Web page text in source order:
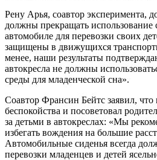
Рену Арья, соавтор эксперимента,
должны прекращать использование
автомобиле для перевозки своих
защищены в движущихся
менее, наши результаты
автокресла не должны
среды для младенческой сна».
Соавтор Франсин Бейтс заявил,
беспокойства и посоветовал
за детьми в автокреслах: «Мы
избегать вождения на большие
Автомобильные сиденья всегда
перевозки младенцев и детей